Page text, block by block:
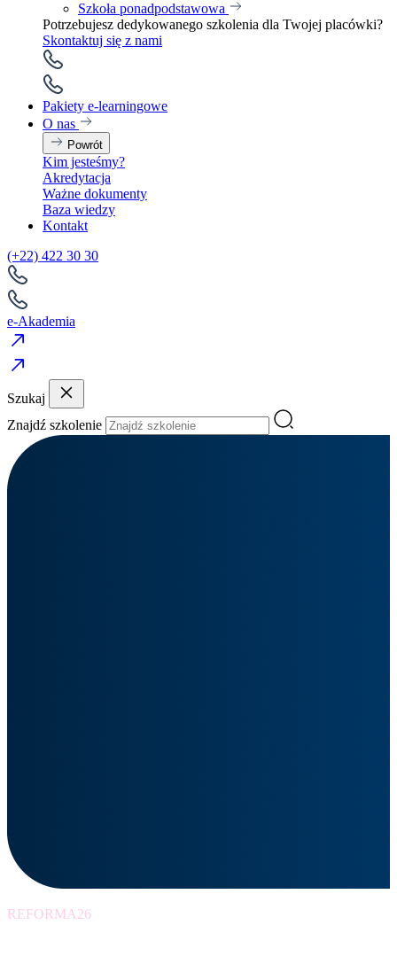
Szkoła ponadpodstawowa
Potrzebujesz dedykowanego szkolenia dla Twojej placówki?
Skontaktuj się z nami
Pakiety e-learningowe
O nas
Powrót
Kim jesteśmy?
Akredytacja
Ważne dokumenty
Baza wiedzy
Kontakt
(+22) 422 30 30
e-Akademia
Szukaj
Znajdź szkolenie
REFORMA26